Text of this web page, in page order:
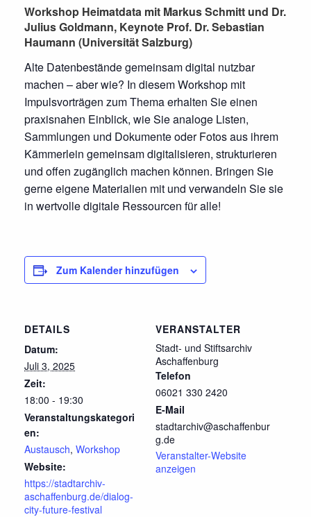
Workshop Heimatdata mit Markus Schmitt und Dr.
Julius Goldmann, Keynote Prof. Dr. Sebastian
Haumann (Universität Salzburg)
Alte Datenbestände gemeinsam digital nutzbar
machen – aber wie? In diesem Workshop mit
Impulsvorträgen zum Thema erhalten Sie einen
praxisnahen Einblick, wie Sie analoge Listen,
Sammlungen und Dokumente oder Fotos aus ihrem
Kämmerlein gemeinsam digitalisieren, strukturieren
und offen zugänglich machen können. Bringen Sie
gerne eigene Materialien mit und verwandeln Sie sie
in wertvolle digitale Ressourcen für alle!
Zum Kalender hinzufügen
DETAILS
Datum:
Juli 3, 2025
Zeit:
18:00 - 19:30
Veranstaltungskategori
en:
Austausch, Workshop
Website:
https://stadtarchiv-
aschaffenburg.de/dialog-
city-future-festival
VERANSTALTER
Stadt- und Stiftsarchiv
Aschaffenburg
Telefon
06021 330 2420
E-Mail
stadtarchiv@aschaffenbur
g.de
Veranstalter-Website
anzeigen